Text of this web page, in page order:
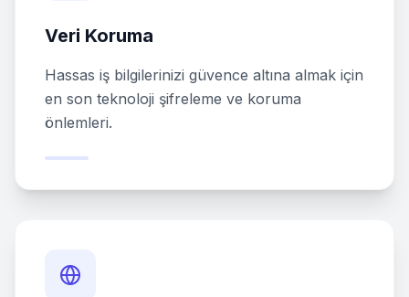
Veri Koruma
Hassas iş bilgilerinizi güvence altına almak için
en son teknoloji şifreleme ve koruma
önlemleri.